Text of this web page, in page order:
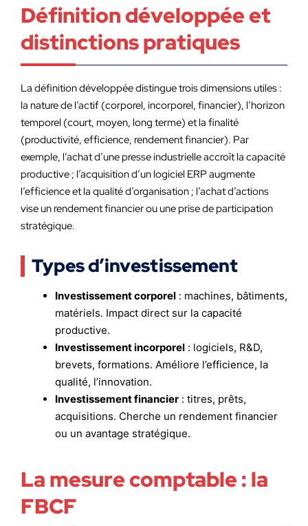
Définition développée et
distinctions pratiques
La définition développée distingue trois dimensions utiles :
la nature de l’actif (corporel, incorporel, financier), l’horizon
temporel (court, moyen, long terme) et la finalité
(productivité, efficience, rendement financier). Par
exemple, l’achat d’une presse industrielle accroît la capacité
productive ; l’acquisition d’un logiciel ERP augmente
l’efficience et la qualité d’organisation ; l’achat d’actions
vise un rendement financier ou une prise de participation
stratégique.
Types d’investissement
Investissement corporel : machines, bâtiments,
matériels. Impact direct sur la capacité
productive.
Investissement incorporel : logiciels, R&D,
brevets, formations. Améliore l’efficience, la
qualité, l’innovation.
Investissement financier : titres, prêts,
acquisitions. Cherche un rendement financier
ou un avantage stratégique.
La mesure comptable : la
FBCF